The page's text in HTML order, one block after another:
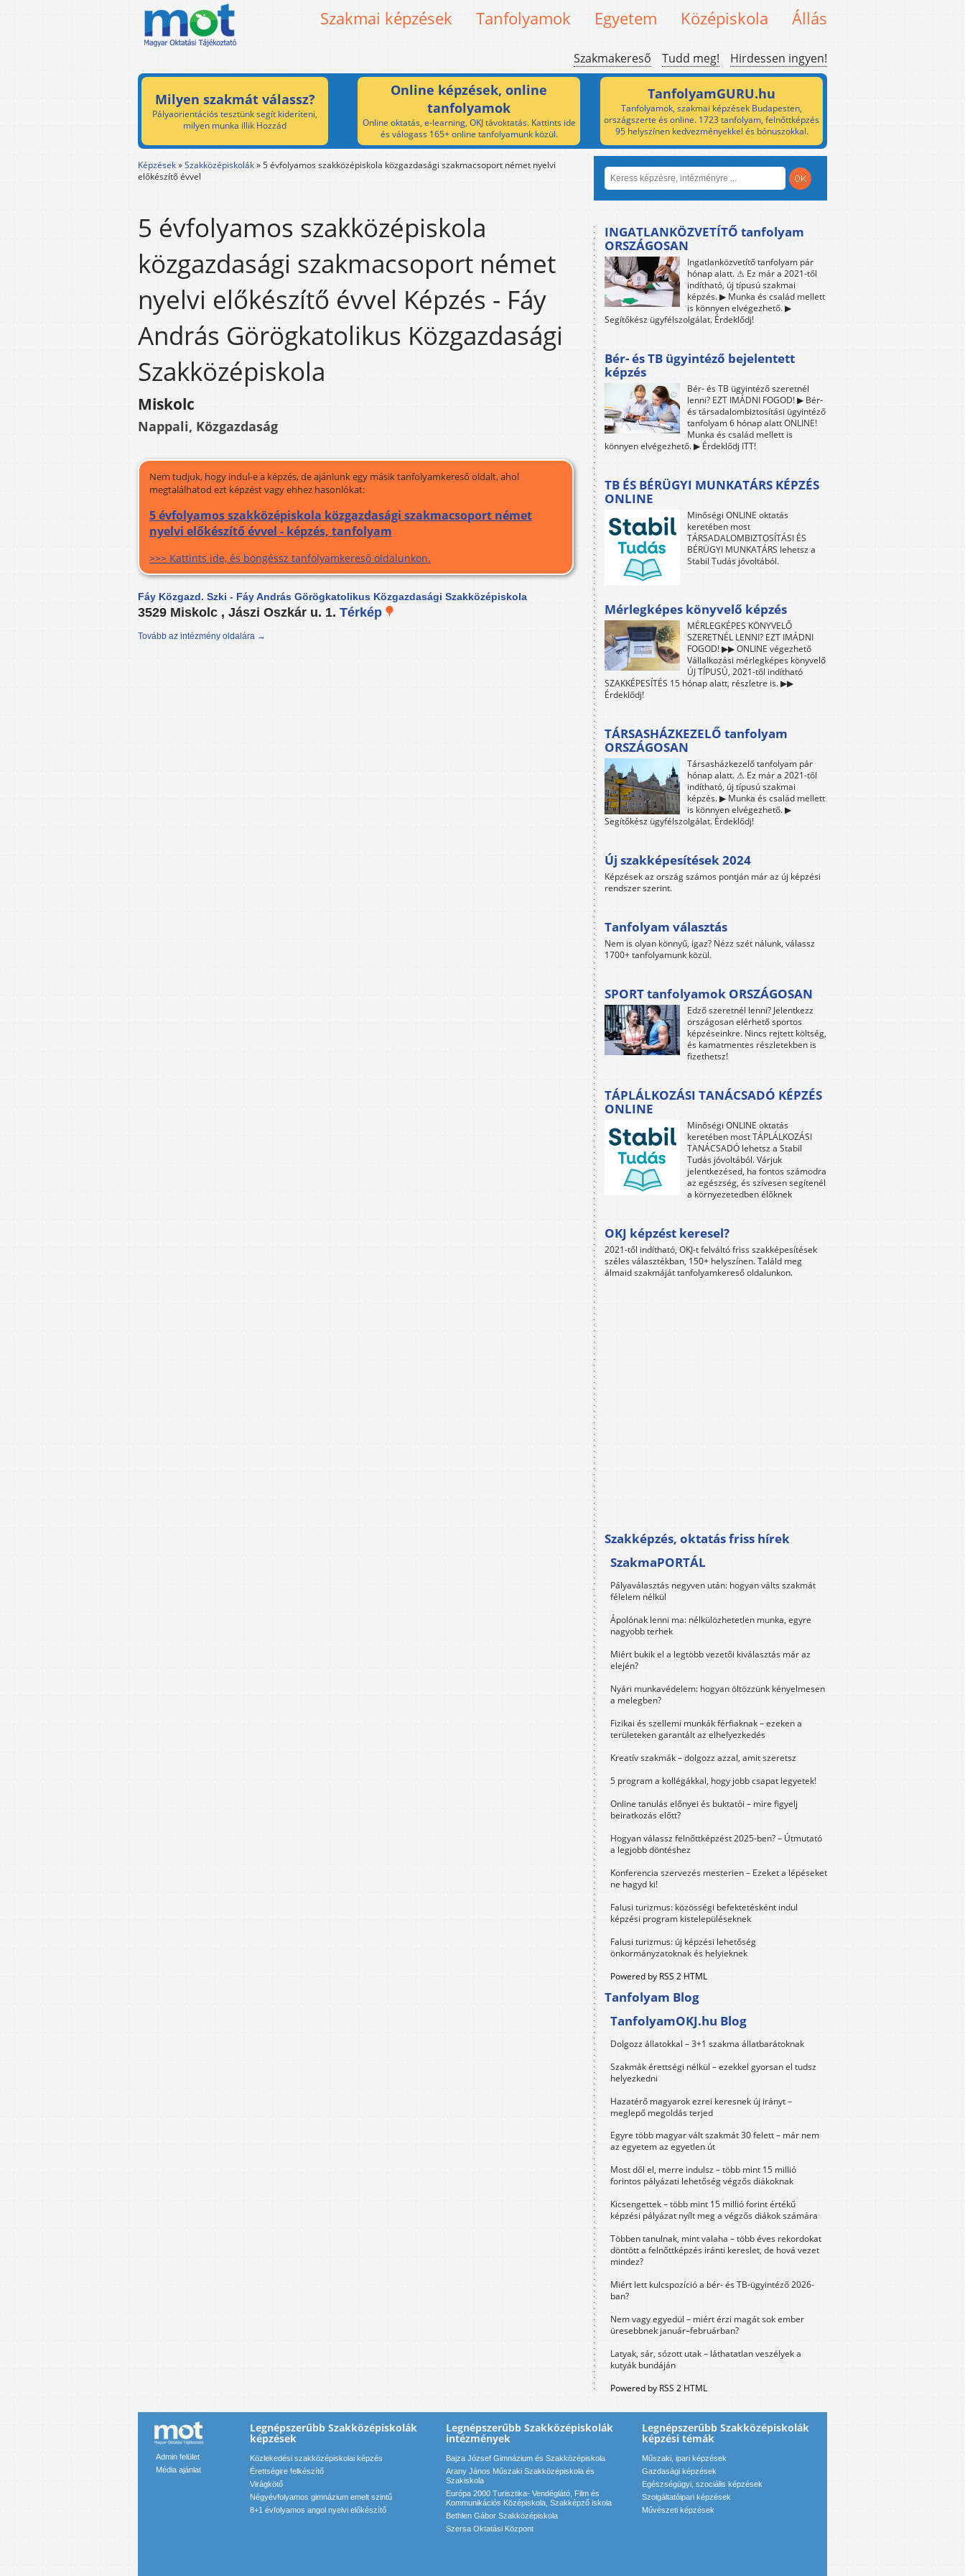
Szakmai képzések Tanfolyamok Egyetem Középiskola Állás
Szakmakereső Tudd meg! Hirdessen ingyen!
Milyen szakmát válassz?
Pályaorientációs tesztünk segít kideríteni,
milyen munka illik Hozzád
Online képzések, online
tanfolyamok
Online oktatás, e-learning, OKJ távoktatás. Kattints ide
és válogass 165+ online tanfolyamunk közül.
TanfolyamGURU.hu
Tanfolyamok, szakmai képzések Budapesten,
országszerte és online. 1723 tanfolyam, felnőttképzés
95 helyszínen kedvezményekkel és bónuszokkal.
Képzések»Szakközépiskolák»5 évfolyamos szakközépiskola közgazdasági szakmacsoport német nyelvi
előkészítő évvel
5 évfolyamos szakközépiskola
közgazdasági szakmacsoport német
nyelvi előkészítő évvel Képzés - Fáy
András Görögkatolikus Közgazdasági
Szakközépiskola
Miskolc
Nappali, Közgazdaság
Nem tudjuk, hogy indul-e a képzés, de ajánlunk egy másik tanfolyamkereső oldalt, ahol
megtalálhatod ezt képzést vagy ehhez hasonlókat:
5 évfolyamos szakközépiskola közgazdasági szakmacsoport német
nyelvi előkészítő évvel - képzés, tanfolyam
>>> Kattints ide, és böngéssz tanfolyamkereső oldalunkon.
Fáy Közgazd. Szki - Fáy András Görögkatolikus Közgazdasági Szakközépiskola
3529 Miskolc , Jászi Oszkár u. 1. Térkép
Tovább az intézmény oldalára →
INGATLANKÖZVETÍTŐ tanfolyam
ORSZÁGOSAN
Ingatlanközvetítő tanfolyam pár
hónap alatt. ⚠ Ez már a 2021-től
indítható, új típusú szakmai
képzés. ▶ Munka és család mellett
is könnyen elvégezhető. ▶
Segítőkész ügyfélszolgálat. Érdeklődj!
Bér- és TB ügyintéző bejelentett
képzés
Bér- és TB ügyintéző szeretnél
lenni? EZT IMÁDNI FOGOD! ▶ Bér-
és társadalombiztosítási ügyintéző
tanfolyam 6 hónap alatt ONLINE!
Munka és család mellett is
könnyen elvégezhető. ▶ Érdeklődj ITT!
TB ÉS BÉRÜGYI MUNKATÁRS KÉPZÉS
ONLINE
Minőségi ONLINE oktatás
keretében most
TÁRSADALOMBIZTOSÍTÁSI ÉS
BÉRÜGYI MUNKATÁRS lehetsz a
Stabil Tudás jóvoltából.
Mérlegképes könyvelő képzés
MÉRLEGKÉPES KÖNYVELŐ
SZERETNÉL LENNI? EZT IMÁDNI
FOGOD! ▶▶ ONLINE végezhető
Vállalkozási mérlegképes könyvelő
ÚJ TÍPUSÚ, 2021-től indítható
SZAKKÉPESÍTÉS 15 hónap alatt, részletre is. ▶▶
Érdeklődj!
TÁRSASHÁZKEZELŐ tanfolyam
ORSZÁGOSAN
Társasházkezelő tanfolyam pár
hónap alatt. ⚠ Ez már a 2021-től
indítható, új típusú szakmai
képzés. ▶ Munka és család mellett
is könnyen elvégezhető. ▶
Segítőkész ügyfélszolgálat. Érdeklődj!
Új szakképesítések 2024
Képzések az ország számos pontján már az új képzési
rendszer szerint.
Tanfolyam választás
Nem is olyan könnyű, igaz? Nézz szét nálunk, válassz
1700+ tanfolyamunk közül.
SPORT tanfolyamok ORSZÁGOSAN
Edző szeretnél lenni? Jelentkezz
országosan elérhető sportos
képzéseinkre. Nincs rejtett költség,
és kamatmentes részletekben is
fizethetsz!
TÁPLÁLKOZÁSI TANÁCSADÓ KÉPZÉS
ONLINE
Minőségi ONLINE oktatás
keretében most TÁPLÁLKOZÁSI
TANÁCSADÓ lehetsz a Stabil
Tudás jóvoltából. Várjuk
jelentkezésed, ha fontos számodra
az egészség, és szívesen segítenél
a környezetedben élőknek
OKJ képzést keresel?
2021-től indítható, OKJ-t felváltó friss szakképesítések
széles választékban, 150+ helyszínen. Találd meg
álmaid szakmáját tanfolyamkereső oldalunkon.
Szakképzés, oktatás friss hírek
SzakmaPORTÁL
Pályaválasztás negyven után: hogyan válts szakmát
félelem nélkül
Ápolónak lenni ma: nélkülözhetetlen munka, egyre
nagyobb terhek
Miért bukik el a legtöbb vezetői kiválasztás már az
elején?
Nyári munkavédelem: hogyan öltözzünk kényelmesen
a melegben?
Fizikai és szellemi munkák férfiaknak – ezeken a
területeken garantált az elhelyezkedés
Kreatív szakmák – dolgozz azzal, amit szeretsz
5 program a kollégákkal, hogy jobb csapat legyetek!
Online tanulás előnyei és buktatói – mire figyelj
beiratkozás előtt?
Hogyan válassz felnőttképzést 2025-ben? – Útmutató
a legjobb döntéshez
Konferencia szervezés mesterien – Ezeket a lépéseket
ne hagyd ki!
Falusi turizmus: közösségi befektetésként indul
képzési program kistelepüléseknek
Falusi turizmus: új képzési lehetőség
önkormányzatoknak és helyieknek
Powered by RSS 2 HTML
Tanfolyam Blog
TanfolyamOKJ.hu Blog
Dolgozz állatokkal – 3+1 szakma állatbarátoknak
Szakmák érettségi nélkül – ezekkel gyorsan el tudsz
helyezkedni
Hazatérő magyarok ezrei keresnek új irányt –
meglepő megoldás terjed
Egyre több magyar vált szakmát 30 felett – már nem
az egyetem az egyetlen út
Most dől el, merre indulsz – több mint 15 millió
forintos pályázati lehetőség végzős diákoknak
Kicsengettek – több mint 15 millió forint értékű
képzési pályázat nyílt meg a végzős diákok számára
Többen tanulnak, mint valaha – több éves rekordokat
döntött a felnőttképzés iránti kereslet, de hová vezet
mindez?
Miért lett kulcspozíció a bér- és TB-ügyintéző 2026-
ban?
Nem vagy egyedül – miért érzi magát sok ember
üresebbnek január–februárban?
Latyak, sár, sózott utak – láthatatlan veszélyek a
kutyák bundáján
Powered by RSS 2 HTML
Admin felület
Média ajánlat
Legnépszerűbb Szakközépiskolák
képzések
Közlekedési szakközépiskolai képzés
Érettségire felkészítő
Virágkötő
Négyévfolyamos gimnázium emelt szintű
8+1 évfolyamos angol nyelvi előkészítő
Legnépszerűbb Szakközépiskolák
intézmények
Bajza József Gimnázium és Szakközépiskola
Arany János Műszaki Szakközépiskola és
Szakiskola
Európa 2000 Turisztika- Vendéglátó, Film és
Kommunikációs Középiskola, Szakképző iskola
Bethlen Gábor Szakközépiskola
Szersa Oktatási Központ
Legnépszerűbb Szakközépiskolák
képzési témák
Műszaki, ipari képzések
Gazdasági képzések
Egészségügyi, szociális képzések
Szolgáltatóipari képzések
Művészeti képzések